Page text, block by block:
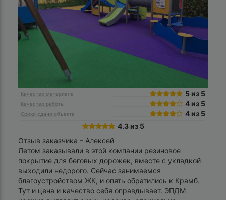
Качество материала 5 из 5
Качество работы 4 из 5
Сроки сдачи объекта
4 из 5
4.3 из 5
Отзыв заказчика – Алексей
Летом заказывали в этой компании резиновое
покрытие для беговых дорожек, вместе с укладкой
выходили недорого. Сейчас занимаемся
благоустройством ЖК, и опять обратились к Крамб.
Тут и цена и качество себя оправдывает. ЭПДМ